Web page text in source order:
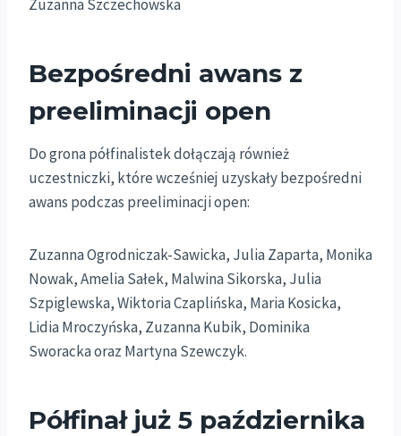
Zuzanna Szczechowska
Bezpośredni awans z
preeliminacji open
Do grona półfinalistek dołączają również
uczestniczki, które wcześniej uzyskały bezpośredni
awans podczas preeliminacji open:
Zuzanna Ogrodniczak-Sawicka, Julia Zaparta, Monika
Nowak, Amelia Sałek, Malwina Sikorska, Julia
Szpiglewska, Wiktoria Czaplińska, Maria Kosicka,
Lidia Mroczyńska, Zuzanna Kubik, Dominika
Sworacka oraz Martyna Szewczyk.
Półfinał już 5 października